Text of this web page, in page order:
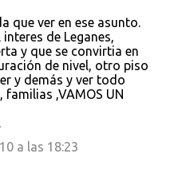
que ver en ese asunto.
de Leganes,
y que se convirtia en
de nivel, otro piso
y demás y ver todo
,VAMOS UN
a las 18:23